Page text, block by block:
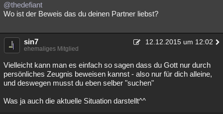
@thedefiant
Wo ist der Beweis das du deinen Partner liebst?
sin7 12.12.2015 um 12:02
ehemaliges Mitglied
Vielleicht kann man es einfach so sagen dass du Gott nur durch
persönliches Zeugnis beweisen kannst - also nur für dich alleine,
und deswegen musst du eben selber "suchen"
Was ja auch die aktuelle Situation darstellt^^